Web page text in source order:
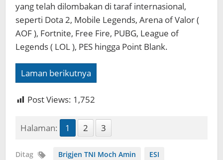
yang telah dilombakan di taraf internasional,
seperti Dota 2, Mobile Legends, Arena of Valor (
AOF ), Fortnite, Free Fire, PUBG, League of
Legends ( LOL ), PES hingga Point Blank.
Laman berikutnya
Post Views: 1,752
Halaman: 1 2 3
Ditag Brigjen TNI Moch Amin
ESI